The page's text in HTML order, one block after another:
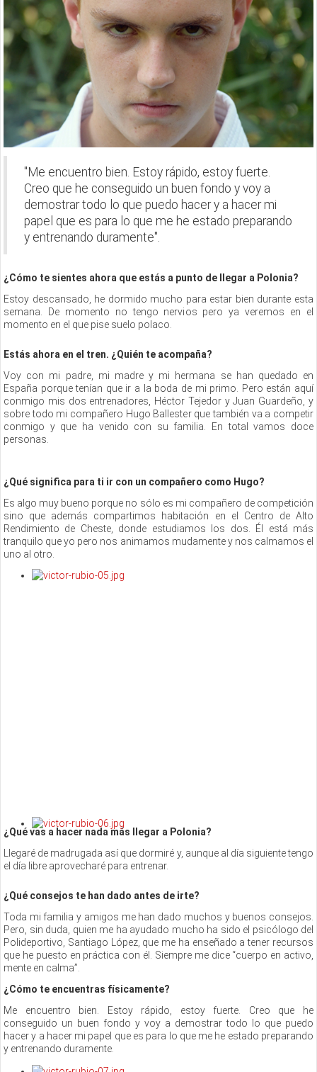
"Me encuentro bien. Estoy rápido, estoy fuerte.
Creo que he conseguido un buen fondo y voy a
demostrar todo lo que puedo hacer y a hacer mi
papel que es para lo que me he estado preparando
y entrenando duramente".
¿Cómo te sientes ahora que estás a punto de llegar a Polonia?
Estoy descansado, he dormido mucho para estar bien durante esta
semana. De momento no tengo nervios pero ya veremos en el
momento en el que pise suelo polaco.
Estás ahora en el tren. ¿Quién te acompaña?
Voy con mi padre, mi madre y mi hermana se han quedado en
España porque tenían que ir a la boda de mi primo. Pero están aquí
conmigo mis dos entrenadores, Héctor Tejedor y Juan Guardeño, y
sobre todo mi compañero Hugo Ballester que también va a competir
conmigo y que ha venido con su familia. En total vamos doce
personas.
¿Qué significa para ti ir con un compañero como Hugo?
Es algo muy bueno porque no sólo es mi compañero de competición
sino que además compartimos habitación en el Centro de Alto
Rendimiento de Cheste, donde estudiamos los dos. Él está más
tranquilo que yo pero nos animamos mudamente y nos calmamos el
uno al otro.
¿Qué vas a hacer nada más llegar a Polonia?
Llegaré de madrugada así que dormiré y, aunque al día siguiente tengo
el día libre aprovecharé para entrenar.
¿Qué consejos te han dado antes de irte?
Toda mi familia y amigos me han dado muchos y buenos consejos.
Pero, sin duda, quien me ha ayudado mucho ha sido el psicólogo del
Polideportivo, Santiago López, que me ha enseñado a tener recursos
que he puesto en práctica con él. Siempre me dice “cuerpo en activo,
mente en calma”.
¿Cómo te encuentras físicamente?
Me encuentro bien. Estoy rápido, estoy fuerte. Creo que he
conseguido un buen fondo y voy a demostrar todo lo que puedo
hacer y a hacer mi papel que es para lo que me he estado preparando
y entrenando duramente.